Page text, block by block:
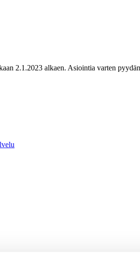
2.1.2023 alkaen. Asiointia varten